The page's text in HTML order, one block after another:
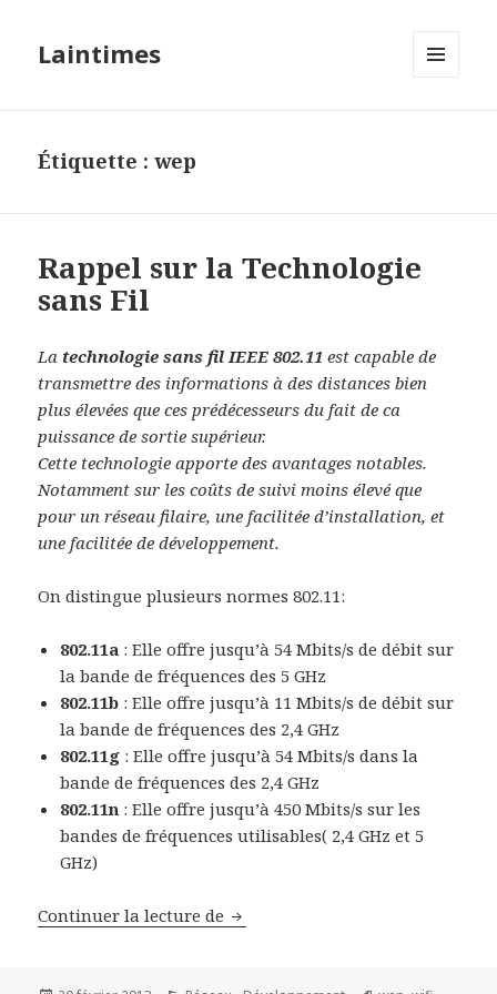
Laintimes
Étiquette :wep
Rappel sur la Technologie
sans Fil
La technologie sans fil IEEE 802.11 est capable de
transmettre des informations à des distances bien
plus élevées que ces prédécesseurs du fait de ca
puissance de sortie supérieur.
Cette technologie apporte des avantages notables.
Notamment sur les coûts de suivi moins élevé que
pour un réseau filaire, une facilitée d’installation, et
une facilitée de développement.
On distingue plusieurs normes 802.11:
802.11a : Elle offre jusqu’à 54 Mbits/s de débit sur
la bande de fréquences des 5 GHz
802.11b : Elle offre jusqu’à 11 Mbits/s de débit sur
la bande de fréquences des 2,4 GHz
802.11g : Elle offre jusqu’à 54 Mbits/s dans la
bande de fréquences des 2,4 GHz
802.11n : Elle offre jusqu’à 450 Mbits/s sur les
bandes de fréquences utilisables( 2,4 GHz et 5
GHz)
Continuer la lecture de Rappel sur la Technologie sans